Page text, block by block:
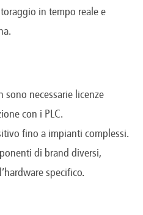
in tempo reale e
sono necessarie licenze
con i PLC.
fino a impianti complessi.
di brand diversi,
specifico.